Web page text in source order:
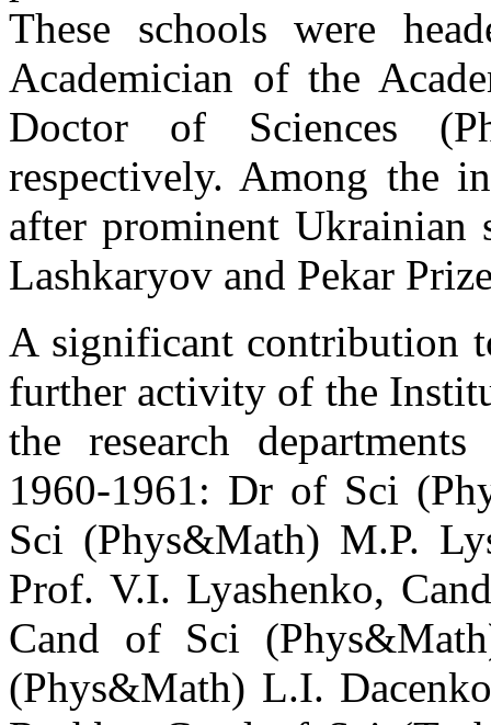
These schools were
Academician of the
Doctor of Sciences
respectively. Among the
after prominent Ukrainian
Lashkaryov and Pekar
A significant contribution
further activity of the
the research
1960-1961: Dr of Sci
Sci (Phys&Math) M.P.
Prof. V.I. Lyashenko,
Cand of Sci
(Phys&Math) L.I.